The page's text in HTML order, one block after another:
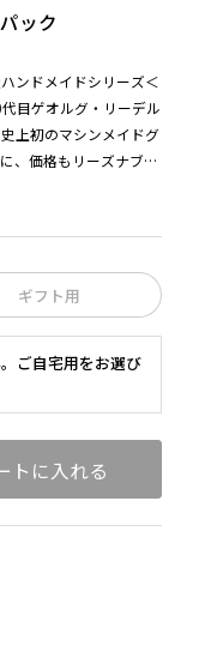
ック
ンドメイドシリーズ＜
目ゲオルグ・リーデル
上初のマシンメイドグ
、価格もリーズナブル
ワイン愛好者や業界
リーデル家の理念を反
が揃った＜ヴィノム＞
ギフト用
ご自宅用をお選び
トに入れる